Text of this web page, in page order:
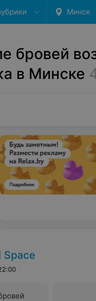
Минск
бровей
в Минске
Space